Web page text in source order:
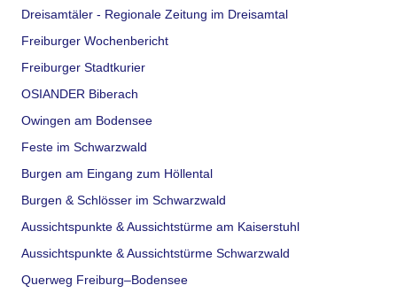
Dreisamtäler - Regionale Zeitung im Dreisamtal
Freiburger Wochenbericht
Freiburger Stadtkurier
OSIANDER Biberach
Owingen am Bodensee
Feste im Schwarzwald
Burgen am Eingang zum Höllental
Burgen & Schlösser im Schwarzwald
Aussichtspunkte & Aussichtstürme am Kaiserstuhl
Aussichtspunkte & Aussichtstürme Schwarzwald
Querweg Freiburg–Bodensee